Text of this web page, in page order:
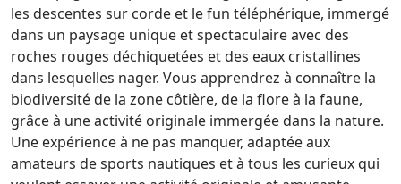
les descentes sur corde et le fun téléphérique, immergé
dans un paysage unique et spectaculaire avec des
roches rouges déchiquetées et des eaux cristallines
dans lesquelles nager. Vous apprendrez à connaître la
biodiversité de la zone côtière, de la flore à la faune,
grâce à une activité originale immergée dans la nature.
Une expérience à ne pas manquer, adaptée aux
amateurs de sports nautiques et à tous les curieux qui